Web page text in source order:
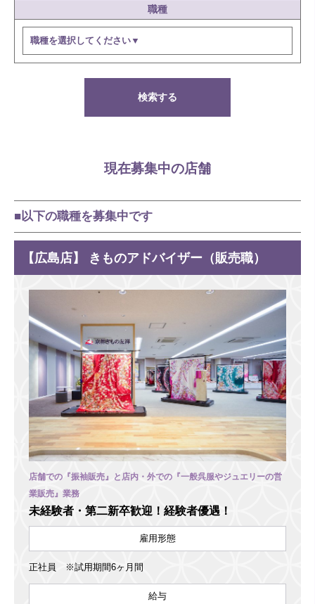
職種
検索する
現在募集中の店舗
■以下の職種を募集中です
【広島店】 きものアドバイザー（販売職）
店舗での『振袖販売』と店内・外での『一般呉服やジュエリーの営
業販売』業務
未経験者・第二新卒歓迎！経験者優遇！
雇用形態
正社員 ※試用期間6ヶ月間
給与